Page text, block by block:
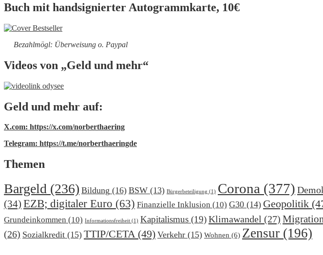
Buch mit handsignierter Autogrammkarte, 10€
Bezahlmögl: Überweisung o. Paypal
Videos von „Geld und mehr“
Geld und mehr auf:
X.com: https://x.com/norberthaering
Telegram: https://t.me/norberthaeringde
Themen
Bargeld (236) Bildung (16) BSW (13) Bürgerbeteiligung (1) Corona (377)
(34) EZB; digitaler Euro (63) Finanzielle Inklusion (10) G30 (14) Geopolitik
Grundeinkommen (10) Informationsfreiheit (1) Kapitalismus (19)Klimawandel (27)
(26) Sozialkredit (15) TTIP/CETA(49) Verkehr (15) Wohnen (6) Zensur (196)